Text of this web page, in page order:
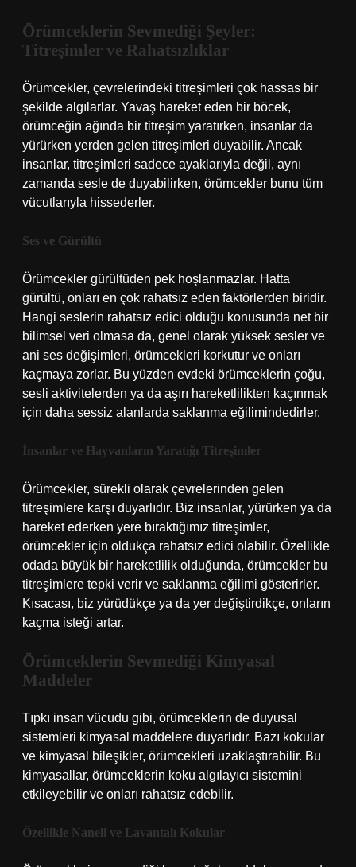
Örümceklerin Sevmediği Şeyler:
Titreşimler ve Rahatsızlıklar
Örümcekler, çevrelerindeki titreşimleri çok hassas bir
şekilde algılarlar. Yavaş hareket eden bir böcek,
örümceğin ağında bir titreşim yaratırken, insanlar da
yürürken yerden gelen titreşimleri duyabilir. Ancak
insanlar, titreşimleri sadece ayaklarıyla değil, aynı
zamanda sesle de duyabilirken, örümcekler bunu tüm
vücutlarıyla hissederler.
Ses ve Gürültü
Örümcekler gürültüden pek hoşlanmazlar. Hatta
gürültü, onları en çok rahatsız eden faktörlerden biridir.
Hangi seslerin rahatsız edici olduğu konusunda net bir
bilimsel veri olmasa da, genel olarak yüksek sesler ve
ani ses değişimleri, örümcekleri korkutur ve onları
kaçmaya zorlar. Bu yüzden evdeki örümceklerin çoğu,
sesli aktivitelerden ya da aşırı hareketlilikten kaçınmak
için daha sessiz alanlarda saklanma eğilimindedirler.
İnsanlar ve Hayvanların Yaratığı Titreşimler
Örümcekler, sürekli olarak çevrelerinden gelen
titreşimlere karşı duyarlıdır. Biz insanlar, yürürken ya da
hareket ederken yere bıraktığımız titreşimler,
örümcekler için oldukça rahatsız edici olabilir. Özellikle
odada büyük bir hareketlilik olduğunda, örümcekler bu
titreşimlere tepki verir ve saklanma eğilimi gösterirler.
Kısacası, biz yürüdükçe ya da yer değiştirdikçe, onların
kaçma isteği artar.
Örümceklerin Sevmediği Kimyasal
Maddeler
Tıpkı insan vücudu gibi, örümceklerin de duyusal
sistemleri kimyasal maddelere duyarlıdır. Bazı kokular
ve kimyasal bileşikler, örümcekleri uzaklaştırabilir. Bu
kimyasallar, örümceklerin koku algılayıcı sistemini
etkileyebilir ve onları rahatsız edebilir.
Özellikle Naneli ve Lavantalı Kokular